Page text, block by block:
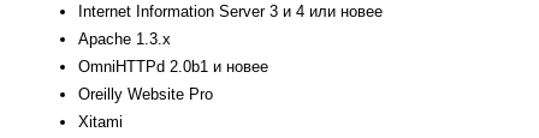
Internet Information Server 3 и 4 или новее
Apache 1.3.x
OmniHTTPd 2.0b1 и новее
Oreilly Website Pro
Xitami